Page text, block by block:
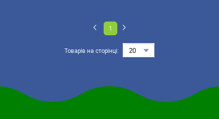
Товарів на сторінці:
1